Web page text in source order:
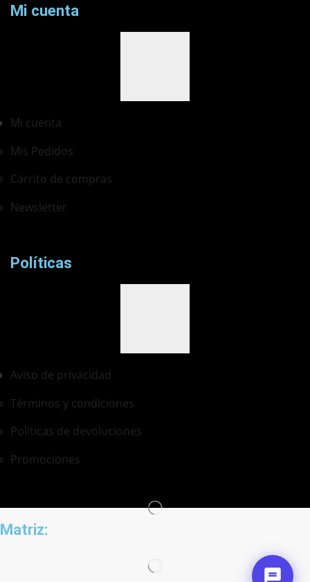
Mi cuenta
Mi cuenta
Mis Pedidos
Carrito de compras
Newsletter
Políticas
Aviso de privacidad
Términos y condiciones
Politicas de devoluciones
Promociones
Matriz:
¿cómo te llamas?